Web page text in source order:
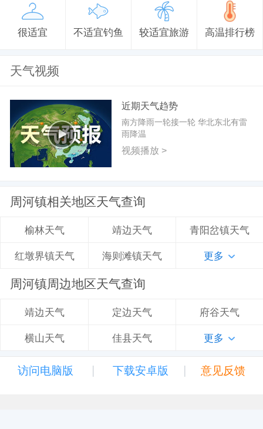
很适宜 不适宜钓鱼 较适宜旅游 高温排行榜
天气视频
近期天气趋势
南方降雨一轮接一轮 华北东北有雷
雨降温
视频播放 >
周河镇相关地区天气查询
榆林天气 靖边天气 青阳岔镇天气
红墩界镇天气 海则滩镇天气 更多
周河镇周边地区天气查询
靖边天气 定边天气 府谷天气
横山天气 佳县天气 更多
访问电脑版 | 下载安卓版 | 意见反馈